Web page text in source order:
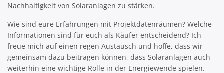
Nachhaltigkeit von Solaranlagen zu stärken.
Wie sind eure Erfahrungen mit Projektdatenräumen? Welche
Informationen sind für euch als Käufer entscheidend? Ich
freue mich auf einen regen Austausch und hoffe, dass wir
gemeinsam dazu beitragen können, dass Solaranlagen auch
weiterhin eine wichtige Rolle in der Energiewende spielen.